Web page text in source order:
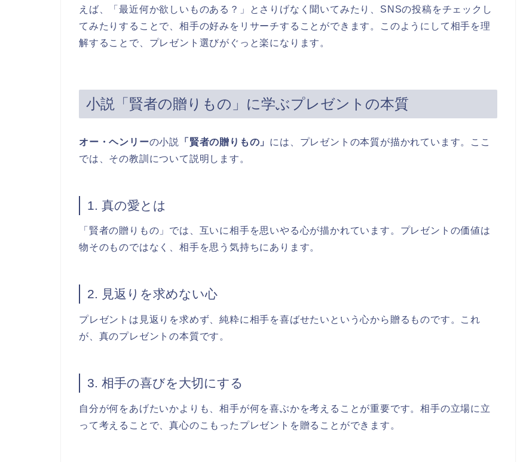
えば、「最近何か欲しいものある？」とさりげなく聞いてみたり、SNSの投稿をチェックし
てみたりすることで、相手の好みをリサーチすることができます。このようにして相手を理
解することで、プレゼント選びがぐっと楽になります。
小説「賢者の贈りもの」に学ぶプレゼントの本質
オー・ヘンリーの小説 「賢者の贈りもの」 には、プレゼントの本質が描かれています。ここ
では、その教訓について説明します。
1. 真の愛とは
「賢者の贈りもの」では、互いに相手を思いやる心が描かれています。プレゼントの価値は
物そのものではなく、相手を思う気持ちにあります。
2. 見返りを求めない心
プレゼントは見返りを求めず、純粋に相手を喜ばせたいという心から贈るものです。これ
が、真のプレゼントの本質です。
3. 相手の喜びを大切にする
自分が何をあげたいかよりも、相手が何を喜ぶかを考えることが重要です。相手の立場に立
って考えることで、真心のこもったプレゼントを贈ることができます。